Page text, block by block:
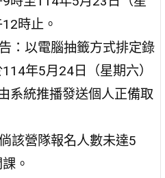
時止。
：以電腦抽籤方式排定錄
年5月24日（星期六）
系統推播發送個人正備取
該營隊報名人數未達5
。